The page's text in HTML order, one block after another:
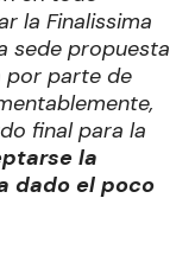
la Finalissima
sede propuesta
por parte de
final para la
la
dado el poco